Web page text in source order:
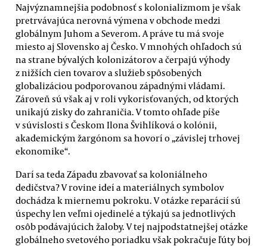
Najvýznamnejšia podobnosť s kolonializmom je však
pretrvávajúca nerovná výmena v obchode medzi
globálnym Juhom a Severom. A práve tu má svoje
miesto aj Slovensko aj Česko. V mnohých ohľadoch sú
na strane bývalých kolonizátorov a čerpajú výhody
z nižších cien tovarov a služieb spôsobených
globalizáciou podporovanou západnými vládami.
Zároveň sú však aj v roli vykorisťovaných, od ktorých
unikajú zisky do zahraničia. V tomto ohľade píše
v súvislosti s Českom Ilona Švihlíková o kolónii,
akademickým žargónom sa hovorí o „závislej trhovej
ekonomike“.
Darí sa teda Západu zbavovať sa koloniálneho
dedičstva? V rovine ideí a materiálnych symbolov
dochádza k miernemu pokroku. V otázke reparácií sú
úspechy len veľmi ojedinelé a týkajú sa jednotlivých
osôb podávajúcich žaloby. V tej najpodstatnejšej otázke
globálneho svetového poriadku však pokračuje ľúty boj